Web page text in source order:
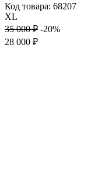
Код товара: 68207
XL
35 000 ₽ -20%
28 000 ₽